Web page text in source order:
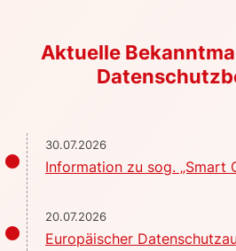
Aktuelle
30.07.2026
Information zu sog. „Smart
20.07.2026
Europäischer